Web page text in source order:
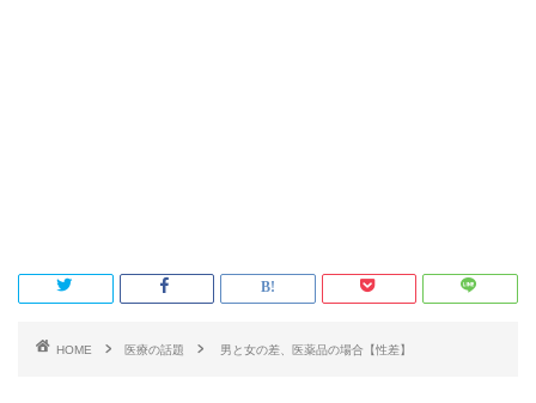
HOME 医療の話題 男と女の差、医薬品の場合【性差】